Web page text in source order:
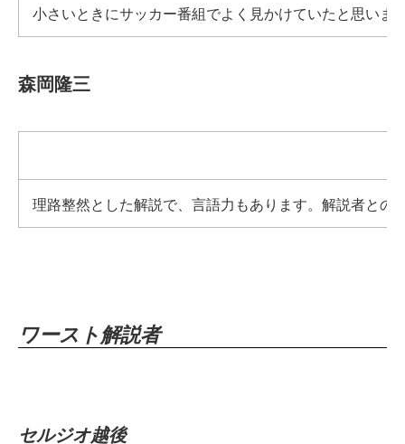
小さいときにサッカー番組でよく見かけていたと思い
森岡隆三
理路整然とした解説で、言語力もあります。解説者と
ワースト解説者
セルジオ越後